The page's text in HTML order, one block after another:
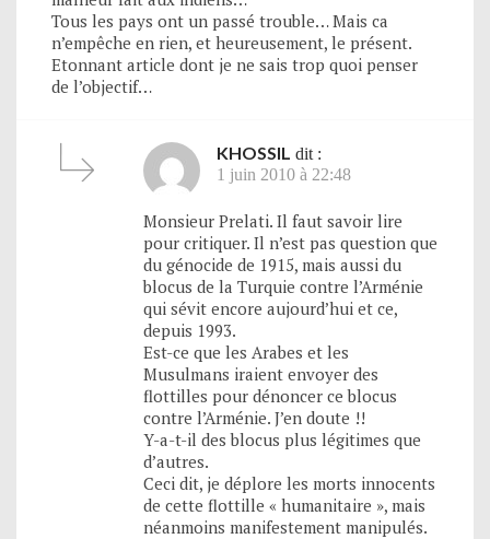
Tous les pays ont un passé trouble… Mais ca
n’empêche en rien, et heureusement, le présent.
Etonnant article dont je ne sais trop quoi penser
de l’objectif…
KHOSSIL dit :
1 juin 2010 à 22:48
Monsieur Prelati. Il faut savoir lire
pour critiquer. Il n’est pas question que
du génocide de 1915, mais aussi du
blocus de la Turquie contre l’Arménie
qui sévit encore aujourd’hui et ce,
depuis 1993.
Est-ce que les Arabes et les
Musulmans iraient envoyer des
flottilles pour dénoncer ce blocus
contre l’Arménie. J’en doute !!
Y-a-t-il des blocus plus légitimes que
d’autres.
Ceci dit, je déplore les morts innocents
de cette flottille « humanitaire », mais
néanmoins manifestement manipulés.